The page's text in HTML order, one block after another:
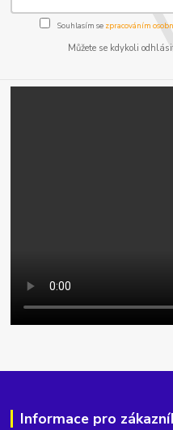
Souhlasím se zpracováním
Můžete se kdykoli
Informace pro